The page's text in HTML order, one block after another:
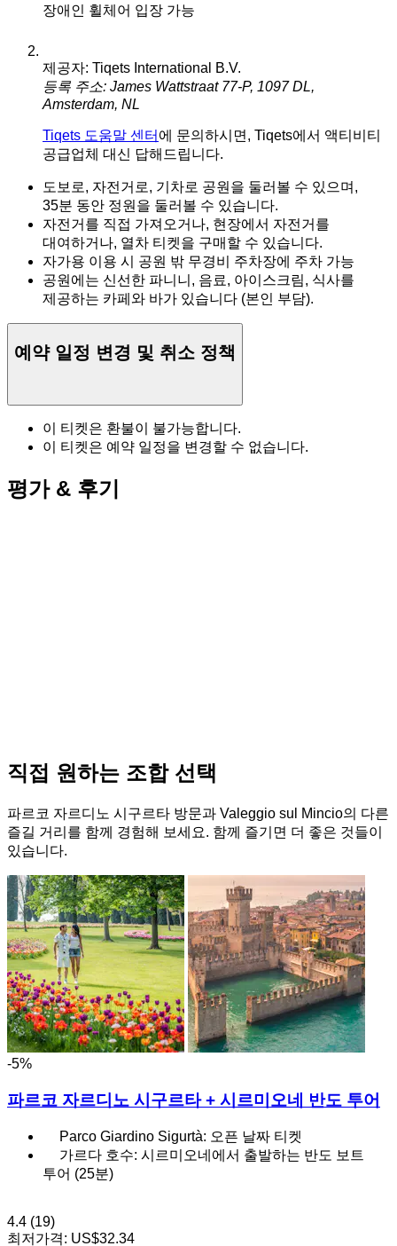
장애인 휠체어 입장 가능
제공자: Tiqets International B.V.
등록 주소: James Wattstraat 77-P, 1097 DL,
Amsterdam, NL
Tiqets 도움말 센터 에 문의하시면, Tiqets에서 액티비티
공급업체 대신 답해드립니다.
도보로, 자전거로, 기차로 공원을 둘러볼 수 있으며,
35분 동안 정원을 둘러볼 수 있습니다.
자전거를 직접 가져오거나, 현장에서 자전거를
대여하거나, 열차 티켓을 구매할 수 있습니다.
자가용 이용 시 공원 밖 무경비 주차장에 주차 가능
공원에는 신선한 파니니, 음료, 아이스크림, 식사를
제공하는 카페와 바가 있습니다 (본인 부담).
예약 일정 변경 및 취소 정책
이 티켓은 환불이 불가능합니다.
이 티켓은 예약 일정을 변경할 수 없습니다.
평가 & 후기
직접 원하는 조합 선택
파르코 자르디노 시구르타 방문과 Valeggio sul Mincio의 다른
즐길 거리를 함께 경험해 보세요. 함께 즐기면 더 좋은 것들이
있습니다.
-5%
파르코 자르디노 시구르타 + 시르미오네 반도 투어
Parco Giardino Sigurtà: 오픈 날짜 티켓
가르다 호수: 시르미오네에서 출발하는 반도 보트
투어 (25분)
4.4 (19)
최저가격: US$32.34